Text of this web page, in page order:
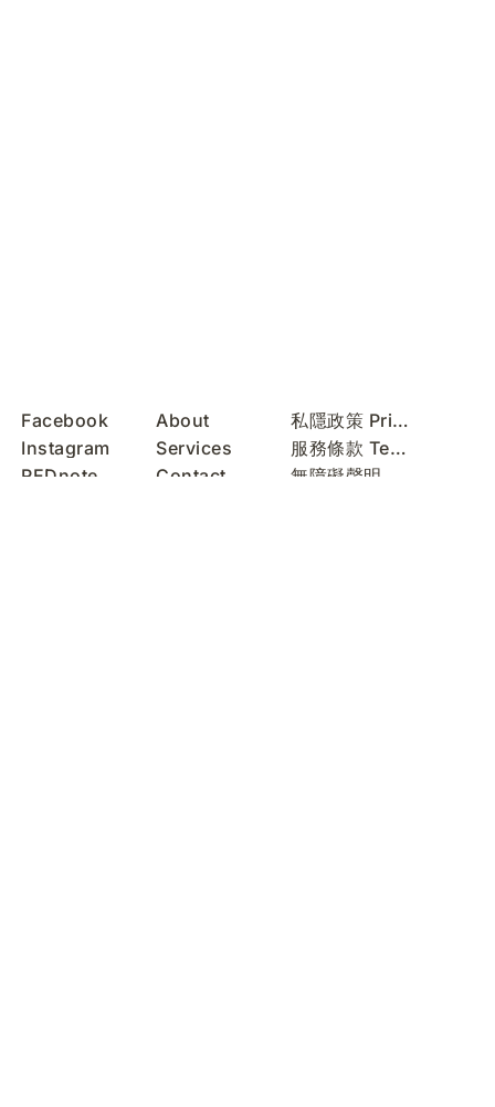
Facebook
Instagram
REDnote
About
Services
Contact
私隱政策 Privacy Policy
服務條款 Terms of Use